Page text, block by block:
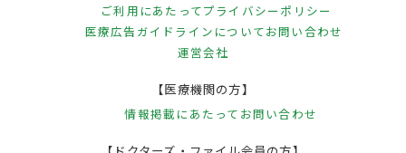
ご利用にあたってプライバシーポリシー
医療広告ガイドラインについてお問い合わせ
運営会社
【医療機関の方】
情報掲載にあたって お問い合わせ